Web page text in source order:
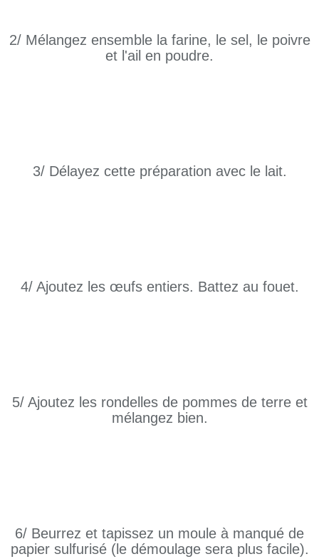
2/ Mélangez ensemble la farine, le sel, le poivre
et l'ail en poudre.
3/ Délayez cette préparation avec le lait.
4/ Ajoutez les œufs entiers. Battez au fouet.
5/ Ajoutez les rondelles de pommes de terre et
mélangez bien.
6/ Beurrez et tapissez un moule à manqué de
papier sulfurisé (le démoulage sera plus facile).